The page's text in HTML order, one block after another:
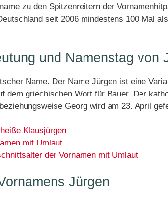
zu den Spitzenreitern der
seit 2006 mindestens 100 Mal
und Namenstag von
Name. Der Name Jürgen ist eine
dem griechischen Wort für Bauer. Der
Georg wird am 23. April
Klausjürgen
mit Umlaut
der Vornamen mit Umlaut
Jürgen